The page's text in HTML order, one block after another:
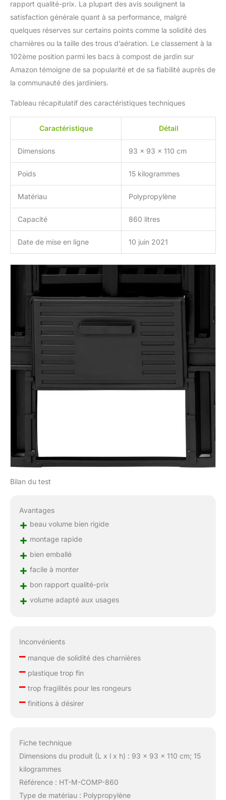
rapport qualité-prix. La plupart des avis soulignent la
satisfaction générale quant à sa performance, malgré
quelques réserves sur certains points comme la solidité des
charnières ou la taille des trous d’aération. Le classement à la
102ème position parmi les bacs à compost de jardin sur
Amazon témoigne de sa popularité et de sa fiabilité auprès de
la communauté des jardiniers.
Tableau récapitulatif des caractéristiques techniques
Caractéristique Détail
Dimensions 93 x 93 x 110 cm
Poids 15 kilogrammes
Matériau Polypropylène
Capacité 860 litres
Date de mise en ligne 10 juin 2021
Bilan du test
Avantages
+ beau volume bien rigide
+ montage rapide
+ bien emballé
+ facile à monter
+ bon rapport qualité-prix
+ volume adapté aux usages
Inconvénients
–manque de solidité des charnières
–plastique trop fin
–trop fragilités pour les rongeurs
–finitions à désirer
Fiche technique
Dimensions du produit (L x l x h) : 93 x 93 x 110 cm; 15
kilogrammes
Référence : HT-M-COMP-860
Type de matériau : Polypropylène